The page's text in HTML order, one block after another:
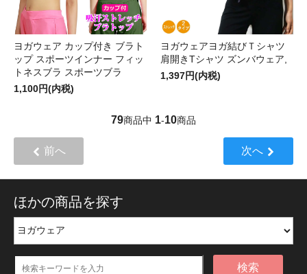
ヨガウェア カップ付き ブラト
ップ スポーツインナー フィッ
トネスブラ スポーツブラ
1,100円(内税)
ヨガウェアヨガ結びＴシャツ
肩開きTシャツ ズンバウェア,
1,397円(内税)
79商品中 1-10商品
前へ 次へ
ほかの商品を探す
検索